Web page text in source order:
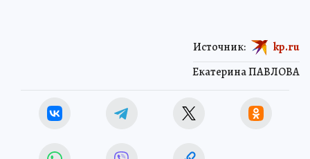
Екатерина ПАВЛОВА
Источник: kp.ru